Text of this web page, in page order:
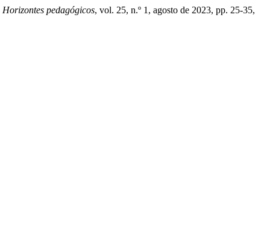
Horizontes pedagógicos, vol. 25, n.º 1, agosto de 2023, pp. 25-35,